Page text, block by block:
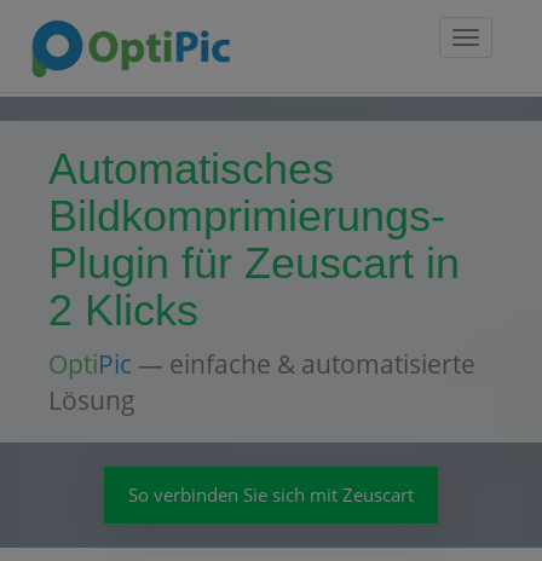
Toggle
Automatisches
Bildkomprimierungs-
Plugin für Zeuscart in
2 Klicks
OptiPic — einfache & automatisierte
Lösung
So verbinden Sie sich mit Zeuscart